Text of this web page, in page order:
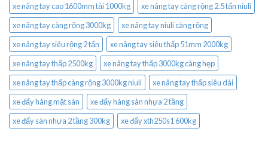
xe nâng tay cao 1600mm tải 1000kg
xe nâng tay càng rộng 2.5 tấn niuli
xe nâng tay càng rộng 3000kg
xe nâng tay niuli càng rộng
xe nâng tay siêu rộng 2 tấn
xe nâng tay siêu thấp 51mm 2000kg
xe nâng tay thấp 2500kg
xe nâng tay thấp 3000kg càng hẹp
xe nâng tay thấp càng rộng 3000kg niuli
xe nâng tay thấp siêu dài
xe đẩy hàng mặt sàn
xe đẩy hàng sàn nhựa 2 tầng
xe đẩy sàn nhựa 2 tầng 300kg
xe đẩy xth250s1 600kg